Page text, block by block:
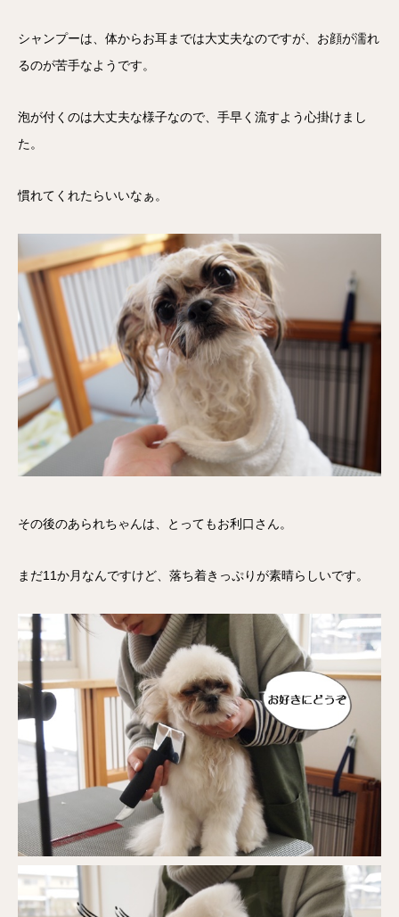
シャンプーは、体からお耳までは大丈夫なのですが、お顔が濡れ
るのが苦手なようです。
泡が付くのは大丈夫な様子なので、手早く流すよう心掛けまし
た。
慣れてくれたらいいなぁ。
その後のあられちゃんは、とってもお利口さん。
まだ11か月なんですけど、落ち着きっぷりが素晴らしいです。